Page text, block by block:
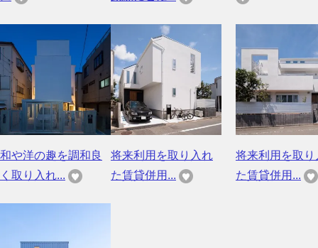
和や洋の趣を調和良
く取り入れ...
将来利用を取り入れ
た賃貸併用...
将来利用を取り
た賃貸併用...